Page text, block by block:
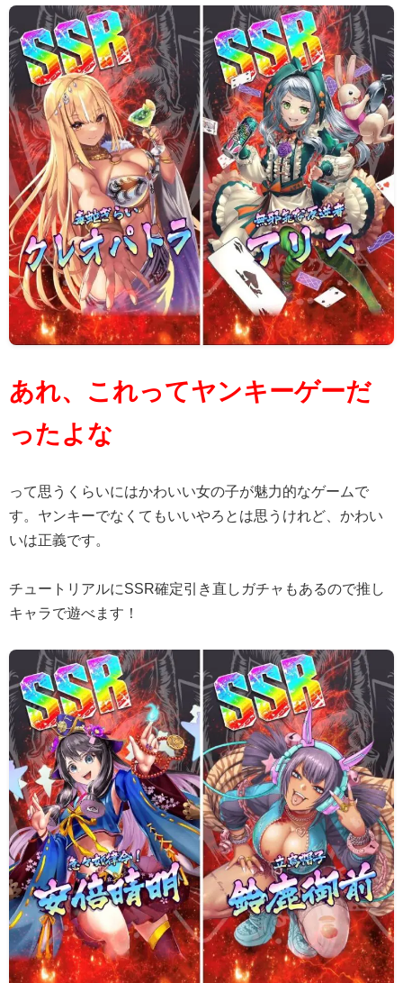
あれ、これってヤンキーゲーだ
ったよな
って思うくらいにはかわいい女の子が魅力的なゲームで
す。ヤンキーでなくてもいいやろとは思うけれど、かわい
いは正義です。
チュートリアルにSSR確定引き直しガチャもあるので推し
キャラで遊べます！